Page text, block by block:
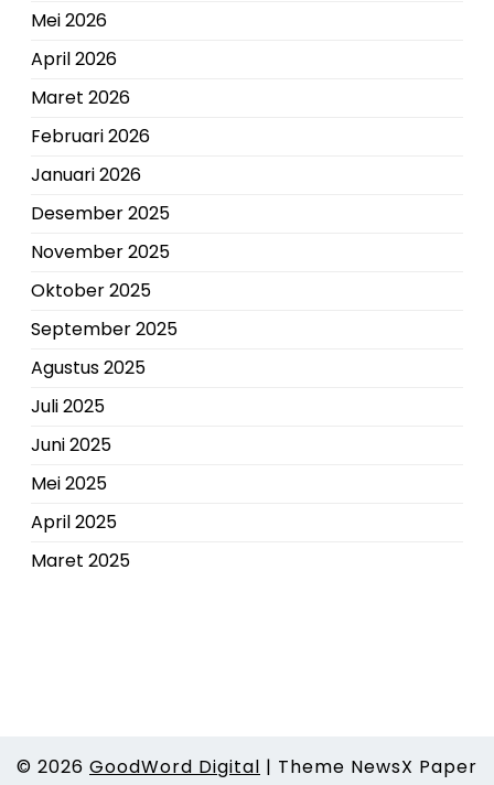
Mei 2026
April 2026
Maret 2026
Februari 2026
Januari 2026
Desember 2025
November 2025
Oktober 2025
September 2025
Agustus 2025
Juli 2025
Juni 2025
Mei 2025
April 2025
Maret 2025
© 2026 GoodWord Digital | Theme NewsX Paper